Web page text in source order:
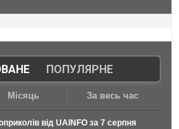
| ПОПУЛЯРНЕ
Місяць За весь час
від UAINFO за 7 серпня